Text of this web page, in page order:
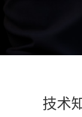
技术